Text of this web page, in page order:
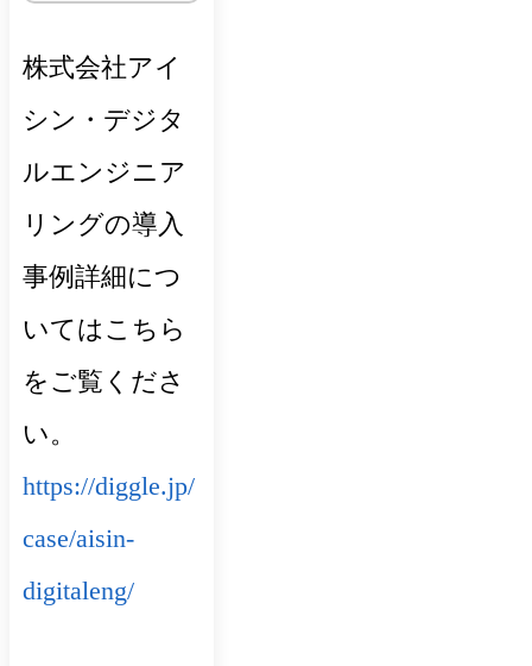
株式会社アイ
シン・デジタ
ルエンジニア
リングの導入
事例詳細につ
いてはこちら
をご覧くださ
い。
https://diggle.jp/
case/aisin-
digitaleng/